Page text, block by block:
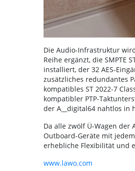
Die Audio-Infrastruktur
Reihe ergänzt, die SMPTE
installiert, der 32 AES-
zusätzliches redundantes
kompatibles ST 2022-7
kompatibler PTP-
der A__digital64 nahtlos in
Da alle zwölf Ü-Wagen der
Outboard-Geräte mit
erhebliche Flexibilität und
www.lawo.com